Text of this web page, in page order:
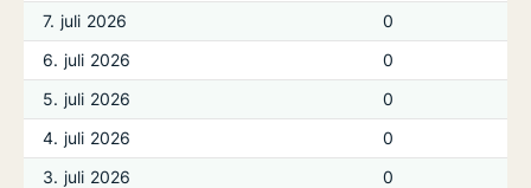
7. juli 2026
0
6. juli 2026
0
5. juli 2026
0
4. juli 2026
0
3. juli 2026
0